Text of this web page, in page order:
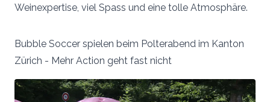
Weinexpertise, viel Spass und eine tolle Atmosphäre.
Bubble Soccer spielen beim Polterabend im Kanton
Zürich - Mehr Action geht fast nicht